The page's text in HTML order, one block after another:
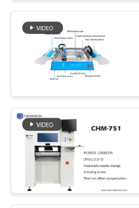
LINE
MAPA
SITIO
POLÍTICA
PRIVACIDAD